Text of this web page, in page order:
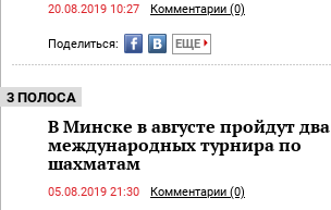
20.08.2019 10:27 Комментарии (0)
Поделиться: ЕЩЕ
3 ПОЛОСА
В Минске в августе пройдут два
международных турнира по
шахматам
05.08.2019 21:30 Комментарии (0)